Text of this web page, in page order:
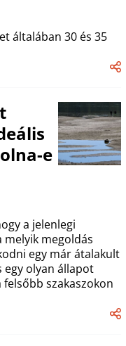
általában 30 és 35
e
a jelenlegi
melyik megoldás
egy már átalakult
olyan állapot
szakaszokon